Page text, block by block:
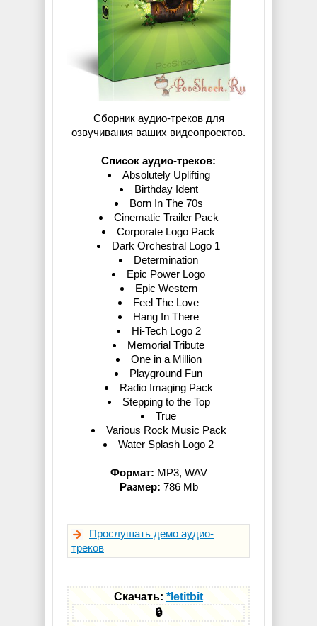
Сборник аудио-треков для
озвучивания ваших видеопроектов.
Список аудио-треков:
Absolutely Uplifting
Birthday Ident
Born In The 70s
Cinematic Trailer Pack
Corporate Logo Pack
Dark Orchestral Logo 1
Determination
Epic Power Logo
Epic Western
Feel The Love
Hang In There
Hi-Tech Logo 2
Memorial Tribute
One in a Million
Playground Fun
Radio Imaging Pack
Stepping to the Top
True
Various Rock Music Pack
Water Splash Logo 2
Формат: MP3, WAV
Размер: 786 Mb
Прослушать демо аудио-
треков
Скачать: *letitbit
🔒